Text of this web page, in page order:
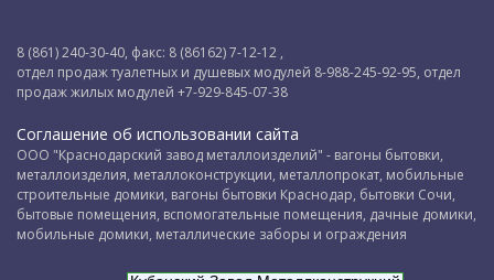
8 (861) 240-30-40, факс: 8 (86162) 7-12-12 ,
отдел продаж туалетных и душевых модулей 8-988-245-92-95, отдел
продаж жилых модулей +7-929-845-07-38
Соглашение об использовании сайта
ООО "Краснодарский завод металлоизделий" - вагоны бытовки,
металлоизделия, металлоконструкции, металлопрокат, мобильные
строительные домики, вагоны бытовки Краснодар, бытовки Сочи,
бытовые помещения, вспомогательные помещения, дачные домики,
мобильные домики, металлические заборы и ограждения